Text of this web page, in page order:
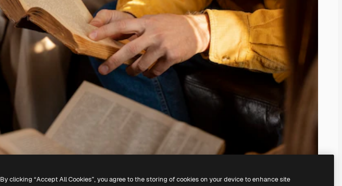
By clicking “Accept All Cookies”, you agree to the storing of cookies on your device to enhance site